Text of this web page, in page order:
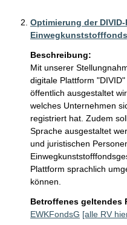
Optimierung der
Beschreibung:
Mit unserer
digitale Plattform
öffentlich ausgestaltet
welches Unternehmen
registriert hat. Zudem
Sprache ausgestaltet
und juristischen
Plattform sprachlich
können.
Betroffenes geltendes
EWKFondsG [alle RV